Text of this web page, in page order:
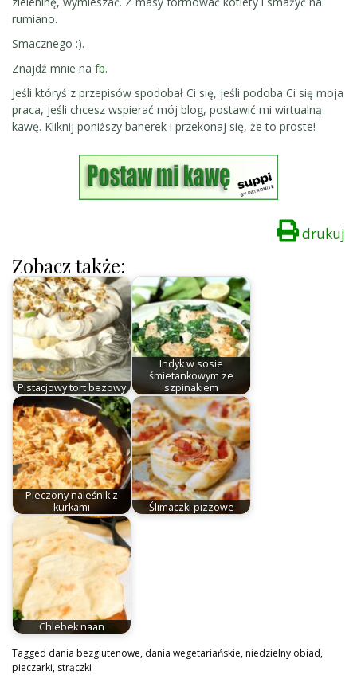
rumiano.
Smacznego :).
Znajdź mnie na fb.
Jeśli któryś z przepisów spodobał Ci się, jeśli podoba Ci się moja
praca, jeśli chcesz wspierać mój blog, postawić mi wirtualną
kawę. Kliknij poniższy banerek i przekonaj się, że to proste!
drukuj
Zobacz także:
Pistacjowy tort bezowy
Indyk w sosie
śmietankowym ze
szpinakiem
Pieczony naleśnik z
kurkami
Ślimaczki pizzowe
Chlebek naan
Tagged dania bezglutenowe, dania wegetariańskie,niedzielny obiad,
pieczarki, strączki